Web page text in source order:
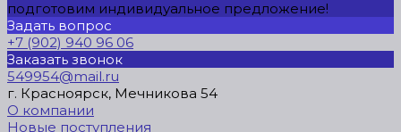
подготовим индивидуальное предложение!
Задать вопрос
+7 (902) 940 96 06
Заказать звонок
549954@mail.ru
г. Красноярск, Мечникова 54
О компании
Новые поступления